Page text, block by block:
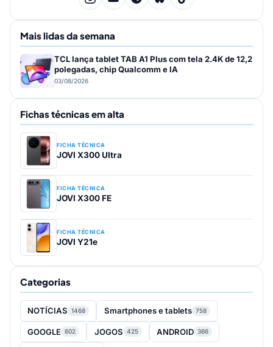
Mais lidas da semana
TCL lança tablet TAB A1 Plus com tela 2.4K de 12,2
polegadas, chip Qualcomm e IA
03/08/2026
Fichas técnicas em alta
FICHA TÉCNICA
JOVI X300 Ultra
FICHA TÉCNICA
JOVI X300 FE
FICHA TÉCNICA
JOVI Y21e
Categorias
NOTÍCIAS 1468 Smartphones e tablets 758
GOOGLE 602 JOGOS 425 ANDROID 366